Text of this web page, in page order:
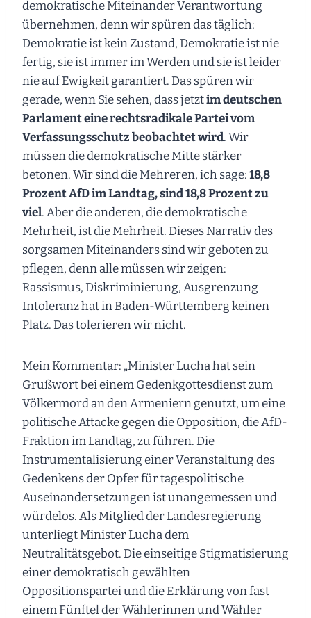
demokratische Miteinander Verantwortung
übernehmen, denn wir spüren das täglich:
Demokratie ist kein Zustand, Demokratie ist nie
fertig, sie ist immer im Werden und sie ist leider
nie auf Ewigkeit garantiert. Das spüren wir
gerade, wenn Sie sehen, dass jetztim deutschen
Parlament eine rechtsradikale Partei vom
Verfassungsschutz beobachtet wird. Wir
müssen die demokratische Mitte stärker
betonen. Wir sind die Mehreren, ich sage:18,8
Prozent AfD im Landtag, sind 18,8 Prozent zu
viel. Aber die anderen, die demokratische
Mehrheit, ist die Mehrheit. Dieses Narrativ des
sorgsamen Miteinanders sind wir geboten zu
pflegen, denn alle müssen wir zeigen:
Rassismus, Diskriminierung, Ausgrenzung
Intoleranz hat in Baden-Württemberg keinen
Platz. Das tolerieren wir nicht.
Mein Kommentar: „Minister Lucha hat sein
Grußwort bei einem Gedenkgottesdienst zum
Völkermord an den Armeniern genutzt, um eine
politische Attacke gegen die Opposition, die AfD-
Fraktion im Landtag, zu führen. Die
Instrumentalisierung einer Veranstaltung des
Gedenkens der Opfer für tagespolitische
Auseinandersetzungen ist unangemessen und
würdelos. Als Mitglied der Landesregierung
unterliegt Minister Lucha dem
Neutralitätsgebot. Die einseitige Stigmatisierung
einer demokratisch gewählten
Oppositionspartei und die Erklärung von fast
einem Fünftel der Wählerinnen und Wähler